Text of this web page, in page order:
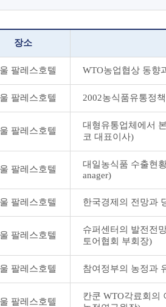
장소
팔레스호텔 WTO농업협상 동향
팔레스호텔 2002농식품유통정
팔레스호텔
대형유통업체에서
코 대표이사)
팔레스호텔
대일농식품 수출현
anager)
팔레스호텔 한국경제의 전망과
팔레스호텔
슈퍼센터의 발전전
토어협회 부회장)
팔레스호텔 참여정부의 농정과
팔레스호텔
칸쿤 WTO각료회의